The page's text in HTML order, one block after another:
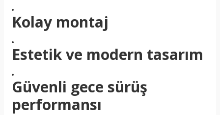
Kolay montaj
Estetik ve modern tasarım
Güvenli gece sürüş
performansı